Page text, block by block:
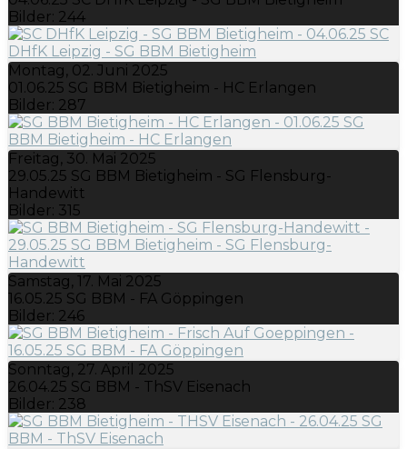
Bilder: 244
Montag, 02. Juni 2025
01.06.25 SG BBM Bietigheim - HC Erlangen
Bilder: 287
Freitag, 30. Mai 2025
29.05.25 SG BBM Bietigheim - SG Flensburg-
Handewitt
Bilder: 315
Samstag, 17. Mai 2025
16.05.25 SG BBM - FA Göppingen
Bilder: 246
Sonntag, 27. April 2025
26.04.25 SG BBM - ThSV Eisenach
Bilder: 238